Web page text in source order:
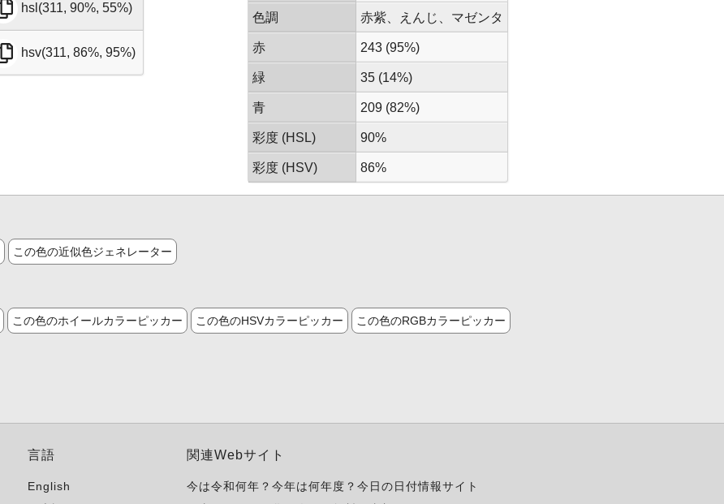
hsl(311, 90%, 55%)
hsv(311, 86%, 95%)
色調 赤紫、えんじ、マゼンタ
赤 243 (95%)
緑 35 (14%)
青 209 (82%)
彩度 (HSL) 90%
彩度 (HSV) 86%
この色の近似色ジェネレーター
この色のホイールカラーピッカー この色のHSVカラーピッカー この色のRGBカラーピッカー
言語
English
関連Webサイト
今は令和何年？今年は何年度？今日の日付情報サイト